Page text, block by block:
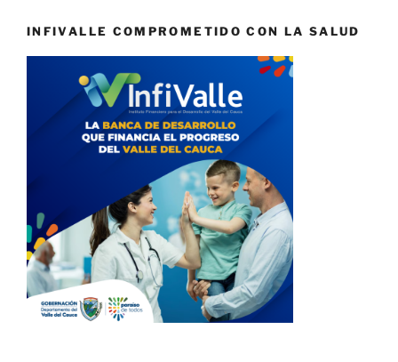
INFIVALLE COMPROMETIDO CON LA SALUD